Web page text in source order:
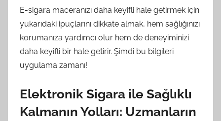
E-sigara maceranızı daha keyifli hale getirmek için
yukarıdaki ipuçlarını dikkate almak, hem sağlığınızı
korumanıza yardımcı olur hem de deneyiminizi
daha keyifli bir hale getirir. Şimdi bu bilgileri
uygulama zamanı!
Elektronik Sigara ile Sağlıklı
Kalmanın Yolları: Uzmanların